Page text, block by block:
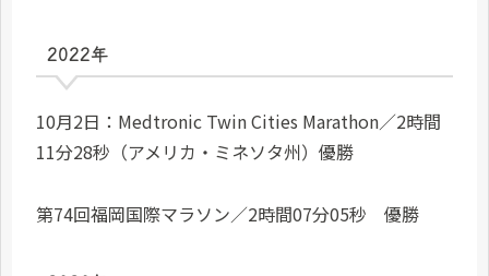
2022年
10月2日：Medtronic Twin Cities Marathon／2時間
11分28秒（アメリカ・ミネソタ州）優勝
第74回福岡国際マラソン／2時間07分05秒 優勝